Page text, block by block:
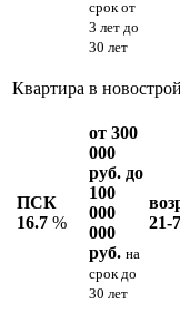
срокот
3 лет до
30 лет
Квартира в
ПСК
16.7 %
от 300
000
руб. до
100
000
000
руб. на
срокдо
30 лет
21-